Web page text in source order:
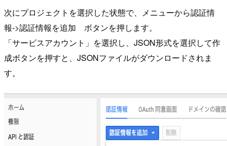
次にプロジェクトを選択した状態で、メニューから認証情
報->認証情報を追加 ボタンを押します。
「サービスアカウント」を選択し、JSON形式を選択して作
成ボタンを押すと、JSONファイルがダウンロードされま
す。